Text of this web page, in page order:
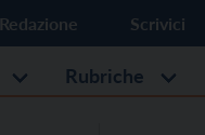
Redazione Scrivici
Rubriche